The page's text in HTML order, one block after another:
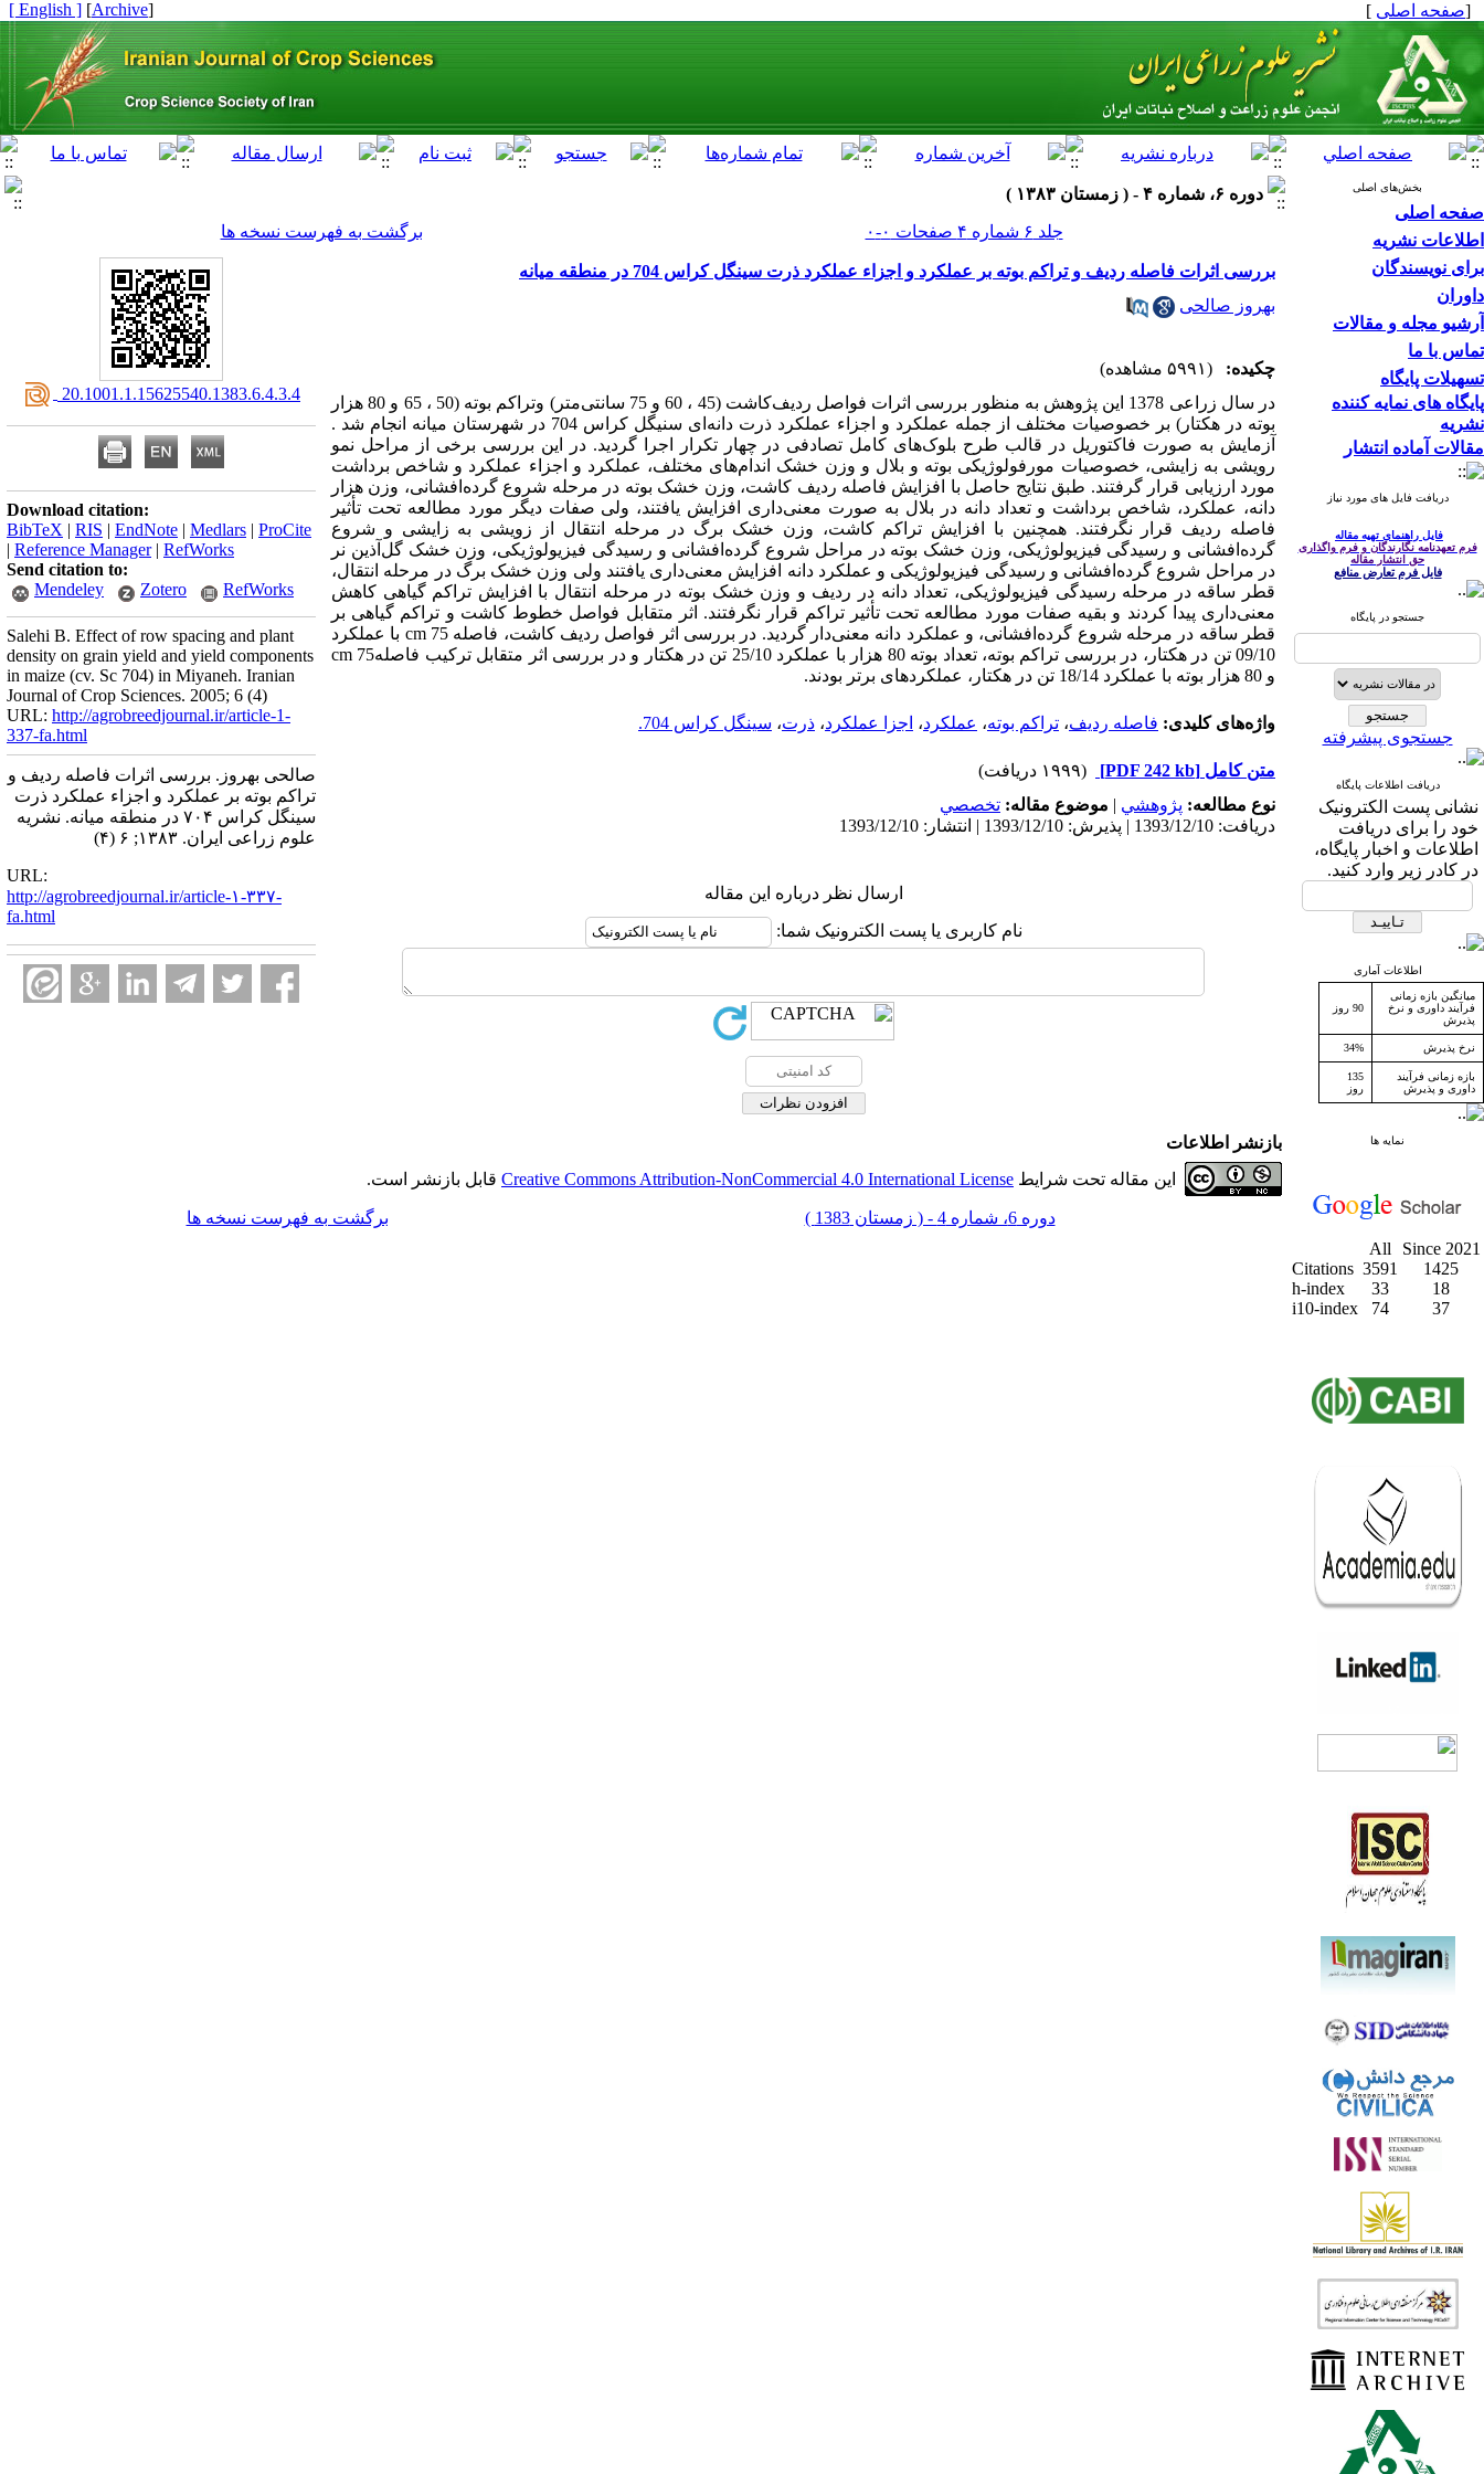
[صفحه اصلی ]
[
Archive
]
[ English ]
بخش‌های اصلی
صفحه اصلی
اطلاعات نشریه
برای نویسندگان
داوران
آرشیو مجله و مقالات
تماس با ما
تسهیلات پایگاه
پایگاه های نمایه کننده
نشریه
مقالات آماده انتشار
دریافت فایل های مورد نیاز
فایل راهنمای تهیه مقاله
فرم تعهدنامه نگارندگان و فرم واگذاری
حق انتشار مقاله
فایل فرم تعارض منافع
جستجو در پایگاه
جستجوی پیشرفته
دریافت اطلاعات پایگاه
نشانی پست الکترونیک
خود را برای دریافت
اطلاعات و اخبار پایگاه،
در کادر زیر وارد کنید.
اطلاعات آماری
میانگین بازه زمانی
فرآیند داوری و نرخ
پذیرش
90 روز
نرخ پذیرش 34%
بازه زمانی فرآیند
داوری و پذیرش
135
روز
نمایه ها
All
Since 2021
Citations 3591
1425
h-index
33
18
i10-index
74 37
دوره ۶، شماره ۴ - ( زمستان ۱۳۸۳ )
جلد ۶ شماره ۴ صفحات ۰-۰
برگشت به فهرست نسخه ها
بررسی اثرات فاصله ردیف و تراکم بوته بر عملکرد و اجزاء عملکرد ذرت سینگل کراس 704 در منطقه میانه
بهروز صالحی
چکیده:
(۵۹۹۱ مشاهده)
در سال زراعی 1378 این پژوهش به منظور بررسی اثرات فواصل ردیف‌کاشت (45 ، 60 و 75 سانتی‌متر) وتراکم بوته (50 ، 65 و 80 هزار
بوته در هکتار) بر خصوصیات مختلف از جمله عملکرد و اجزاء عملکرد ذرت دانه‌ای سنیگل کراس 704 در شهرستان میانه انجام شد .
آزمایش به صورت فاکتوریل در قالب طرح بلوک‌های کامل تصادفی در چهار تکرار اجرا گردید. در این بررسی برخی از مراحل نمو
رویشی به زایشی، خصوصیات مورفولوژیکی بوته و بلال و وزن خشک اندام‌های مختلف، عملکرد و اجزاء عملکرد و شاخص برداشت
مورد ارزیابی قرار گرفتند. طبق نتایج حاصل با افزایش فاصله ردیف کاشت، وزن خشک بوته در مرحله شروع گرده‌افشانی، وزن هزار
دانه، عملکرد، شاخص برداشت و تعداد دانه در بلال به صورت معنی‌داری افزایش یافتند، ولی صفات دیگر مورد مطالعه تحت تأثیر
فاصله ردیف قرار نگرفتند. همچنین با افزایش تراکم کاشت، وزن خشک برگ در مرحله انتقال از زویشی به زایشی و شروع
گرده‌افشانی و رسیدگی فیزیولوژیکی، وزن خشک بوته در مراحل شروع گرده‌افشانی و رسیدگی فیزیولوژیکی، وزن خشک گل‌آذین نر
در مراحل شروع گرده‌افشانی و رسیدگی فیزیولوژیکی و عملکرد دانه افزایش معنی‌داری یافتند ولی وزن خشک برگ در مرحله انتقال،
قطر ساقه در مرحله رسیدگی فیزیولوژیکی، تعداد دانه در ردیف و وزن خشک بوته در مرحله انتقال با افزایش تراکم گیاهی کاهش
معنی‌داری پیدا کردند و بقیه صفات مورد مطالعه تحت تأثیر تراکم قرار نگرفتند. اثر متقابل فواصل خطوط کاشت و تراکم گیاهی بر
قطر ساقه در مرحله شروع گرده‌افشانی، و عملکرد دانه معنی‌دار گردید. در بررسی اثر فواصل ردیف کاشت، فاصله cm 75 با عملکرد
09/10 تن در هکتار، در بررسی تراکم بوته، تعداد بوته 80 هزار با عملکرد 25/10 تن در هکتار و در بررسی اثر متقابل ترکیب فاصلهcm 75
و 80 هزار بوته با عملکرد 18/14 تن در هکتار، عملکردهای برتر بودند.
واژه‌های کلیدی: فاصله ردیف، تراکم بوته، عملکرد، اجزا عملکرد، ذرت، سینگل کراس 704.
متن کامل [PDF 242 kb]
(۱۹۹۹ دریافت)
نوع مطالعه: پژوهشي | موضوع مقاله: تخصصي
دریافت: 1393/12/10 | پذیرش: 1393/12/10 | انتشار: 1393/12/10
ارسال نظر درباره این مقاله
نام کاربری یا پست الکترونیک شما:
‎ 20.1001.1.15625540.1383.6.4.3.4
Download citation:
BibTeX | RIS | EndNote | Medlars | ProCite
| Reference Manager| RefWorks
Send citation to:
Mendeley
Zotero RefWorks
Salehi B. Effect of row spacing and plant
density on grain yield and yield components
in maize (cv. Sc 704) in Miyaneh. Iranian
Journal of Crop Sciences. 2005; 6 (4)
URL: http://agrobreedjournal.ir/article-1-
337-fa.html
صالحی بهروز. بررسی اثرات فاصله ردیف و
تراکم بوته بر عملکرد و اجزاء عملکرد ذرت
سینگل کراس ۷۰۴ در منطقه میانه. نشریه
علوم زراعی ایران. ۱۳۸۳; ۶ (۴)
URL:
http://agrobreedjournal.ir/article-۱-۳۳۷-
fa.html
بازنشر اطلاعات
این مقاله تحت شرایط Creative Commons Attribution-NonCommercial 4.0 International License قابل بازنشر است.
دوره 6، شماره 4 - ( زمستان 1383 ) برگشت به فهرست نسخه ها